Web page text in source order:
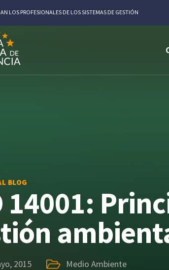
LOS PROFESIONALES DE LOS SISTEMAS DE GESTIÓN
BLOG
14001:
2015 Medio Ambiente